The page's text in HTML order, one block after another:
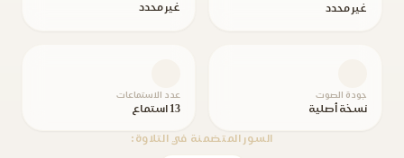
غير محدد غير محدد
جودة الصوت
نسخة أصلية
عدد الاستماعات
13 استماع
السور المتضمنة في التلاوة: